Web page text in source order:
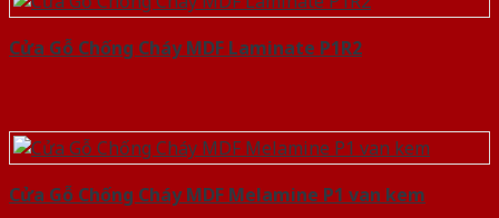
Cửa Gỗ Chống Cháy MDF Laminate P1R2
Cửa Gỗ Chống Cháy MDF Melamine P1 van kem